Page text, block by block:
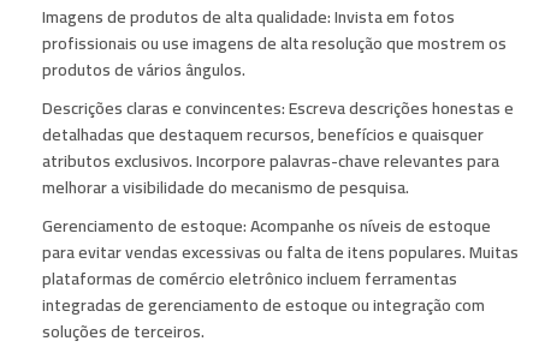
Imagens de produtos de alta qualidade:Invista em fotos
profissionais ou use imagens de alta resolução que mostrem os
produtos de vários ângulos.
Descrições claras e convincentes:Escreva descrições honestas e
detalhadas que destaquem recursos, benefícios e quaisquer
atributos exclusivos. Incorpore palavras-chave relevantes para
melhorar a visibilidade do mecanismo de pesquisa.
Gerenciamento de estoque:Acompanhe os níveis de estoque
para evitar vendas excessivas ou falta de itens populares. Muitas
plataformas de comércio eletrônico incluem ferramentas
integradas de gerenciamento de estoque ou integração com
soluções de terceiros.